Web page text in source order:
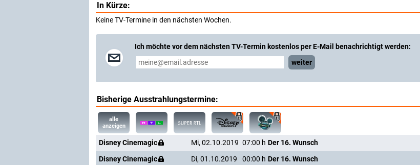
In Kürze:
Keine TV-Termine in den nächsten Wochen.
Ich möchte vor dem nächsten TV-Termin kostenlos per E-Mail benachrichtigt werden:
weiter
Bisherige Ausstrahlungstermine:
alle
anzeigen
Disney Cinemagic Mi, 02.10.2019 07:00 h Der 16. Wunsch
Disney Cinemagic
Di, 01.10.2019 00:00 h Der 16. Wunsch